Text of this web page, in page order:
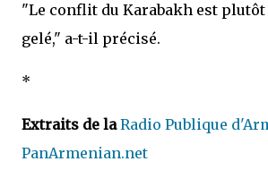
"Le conflit du Karabakh est
gelé," a-t-il précisé.
*
Extraits de la Radio Publique
PanArmenian.net